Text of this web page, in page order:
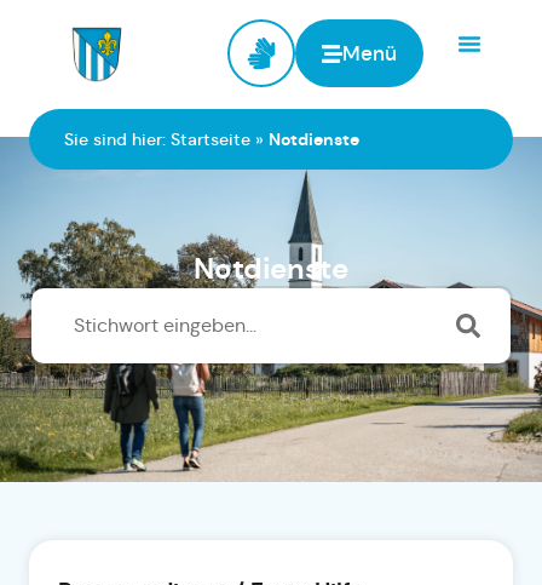
Menü
Sie sind hier: Startseite » Notdienste
Notdienste